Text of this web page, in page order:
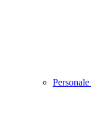
Personale